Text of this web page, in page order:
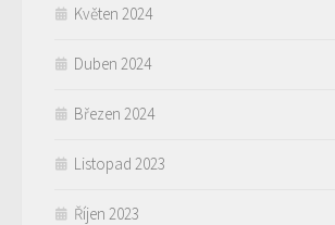
Květen 2024
Duben 2024
Březen 2024
Listopad 2023
Říjen 2023